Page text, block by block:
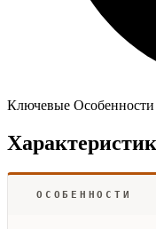
Ключевые Особенности
ОСОБЕННОСТИ